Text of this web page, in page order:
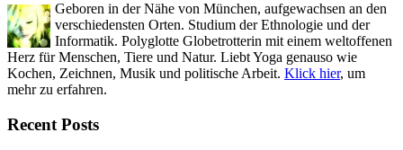
Geboren in der Nähe von München, aufgewachsen an den
verschiedensten Orten. Studium der Ethnologie und der
Informatik. Polyglotte Globetrotterin mit einem weltoffenen
Herz für Menschen, Tiere und Natur. Liebt Yoga genauso wie
Kochen, Zeichnen, Musik und politische Arbeit. Klick hier, um
mehr zu erfahren.
Recent Posts